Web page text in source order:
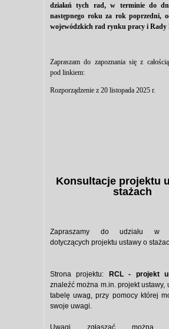
działań tych rad, w terminie do
następnego roku za rok poprzedni,
wojewódzkich rad rynku pracy i Rady
Zapraszam do zapoznania się z
pod linkiem:
Rozporządzenie z 20 listopada 2025 r.
Konsultacje projektu
stażach
Zapraszamy do udziału w
dotyczących projektu ustawy o
Strona projektu: RCL - projekt
znaleźć można m.in. projekt ustawy,
tabelę uwag, przy pomocy której
swoje uwagi.
Uwagi zgłaszać można